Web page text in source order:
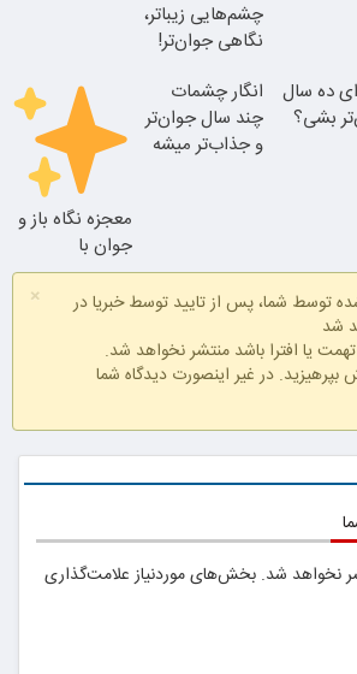
چشم‌هایی زیباتر،
نگاهی جوان‌تر!
جوان شو
ده سال
بشی؟
انگار چشمات
چند سال جوان‌تر
و جذاب‌تر میشه
با ظریفترین
معجزه نگاه باز و
جوان با
بلفاروپلاستی
پلک بالا
×
توسط شما، پس از تایید توسط خبریا در
شد
یا افترا باشد منتشر نخواهد شد.
بپرهیزید. در غیر اینصورت دیدگاه شما
نخواهد شد. بخش‌های موردنیاز علامت‌گذاری